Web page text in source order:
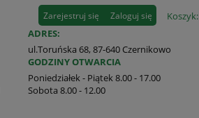
Koszyk:
Zarejestruj się Zaloguj się
ADRES:
ul.Toruńska 68, 87-640 Czernikowo
GODZINY OTWARCIA
Poniedziałek - Piątek 8.00 - 17.00
Sobota 8.00 - 12.00